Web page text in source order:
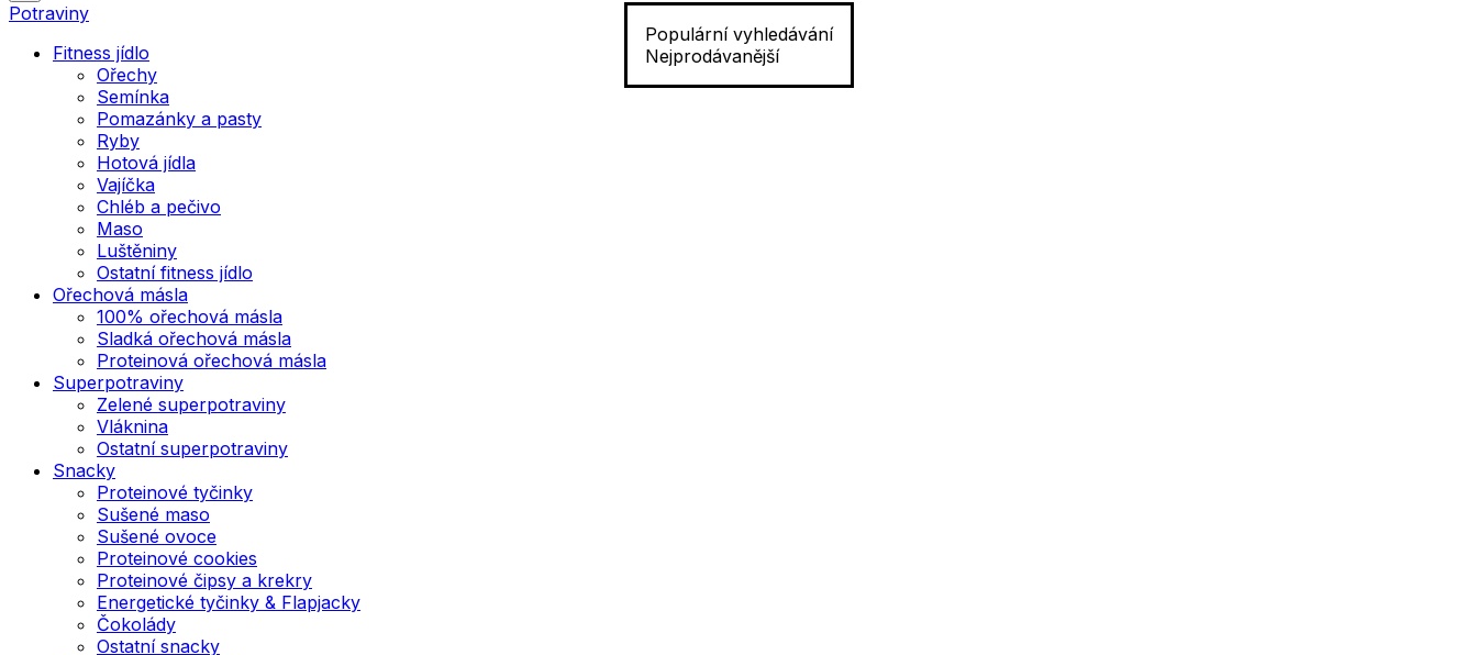
Populární vyhledávání
Nejprodávanější
Potraviny
Fitness jídlo
Ořechy
Semínka
Pomazánky a pasty
Ryby
Hotová jídla
Vajíčka
Chléb a pečivo
Maso
Luštěniny
Ostatní fitness jídlo
Ořechová másla
100% ořechová másla
Sladká ořechová másla
Proteinová ořechová másla
Superpotraviny
Zelené superpotraviny
Vláknina
Ostatní superpotraviny
Snacky
Proteinové tyčinky
Sušené maso
Sušené ovoce
Proteinové cookies
Proteinové čipsy a krekry
Energetické tyčinky & Flapjacky
Čokolády
Ostatní snacky